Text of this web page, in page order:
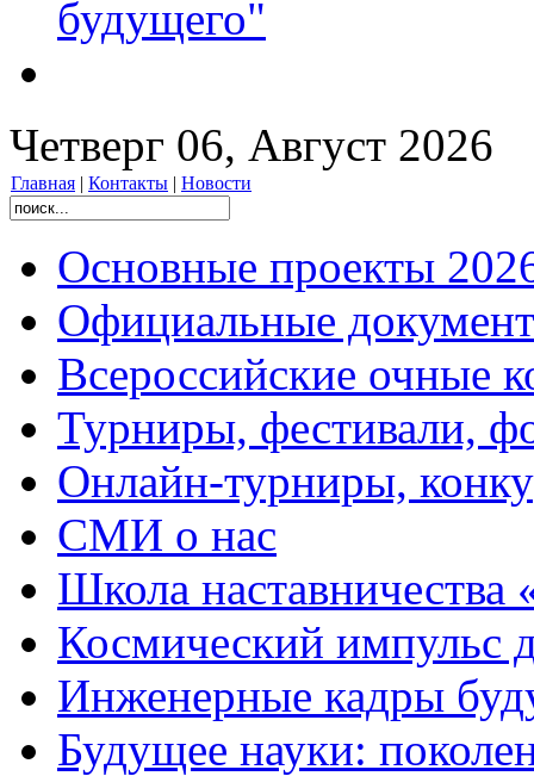
будущего"
Четверг 06, Август 2026
Главная | Контакты | Новости
Основные проекты
Официальные
Всероссийские очные
Турниры, фестивали,
Онлайн-турниры,
СМИ о нас
Школа
Космический импульс
Инженерные кадры
Будущее науки: